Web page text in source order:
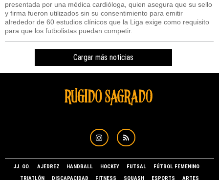
presentada por una médica cardióloga, quien asegura que su sello
y firma fueron utilizados sin su consentimiento para emitir
alrededor de 60 estudios clínicos que la Liga exige como requisito
para que los futbolistas puedan competir.
Cargar más noticias
JJ. OO. AJEDREZ HANDBALL HOCKEY FUTSAL
FÚTBOL FEMENINO
TRIATLÓN
DISCAPACIDAD FITNESS SQUASH ESPORTS ARTES